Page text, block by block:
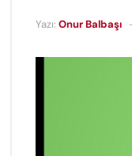
Yazı: Onur Balbaşı